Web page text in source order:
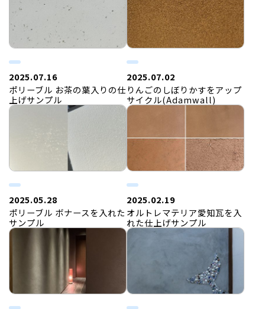
2025.07.16
ポリーブル お茶の葉入りの仕
上げサンプル
2025.07.02
りんごのしぼりかすをアップ
サイクル(Adamwall)
2025.05.28
ポリーブル ボナースを入れた
サンプル
2025.02.19
オルトレマテリア愛知瓦を入
れた仕上げサンプル